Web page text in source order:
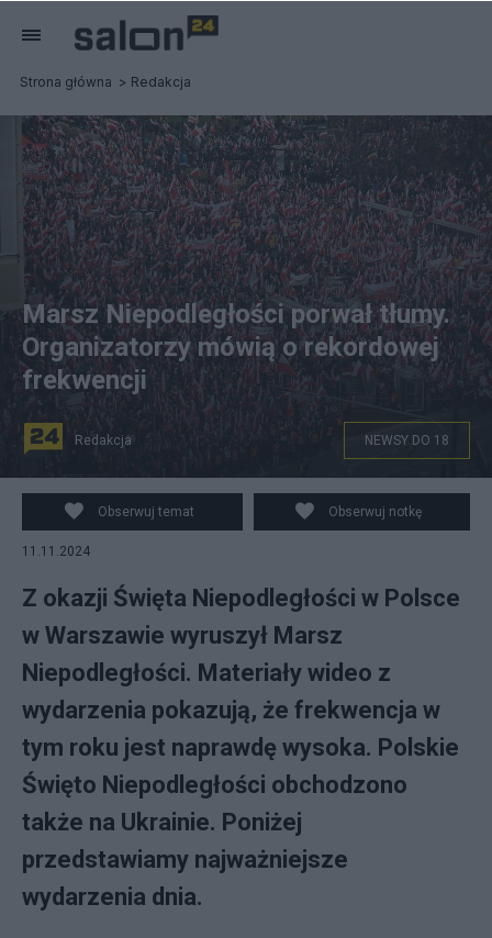
Strona główna Redakcja
fot. PAP/Marcin Obara
Marsz Niepodległości porwał tłumy.
Organizatorzy mówią o rekordowej
frekwencji
Redakcja NEWSY DO 18
Obserwuj temat Obserwuj notkę
11.11.2024
Z okazji Święta Niepodległości w Polsce
w Warszawie wyruszył Marsz
Niepodległości. Materiały wideo z
wydarzenia pokazują, że frekwencja w
tym roku jest naprawdę wysoka. Polskie
Święto Niepodległości obchodzono
także na Ukrainie. Poniżej
przedstawiamy najważniejsze
wydarzenia dnia.